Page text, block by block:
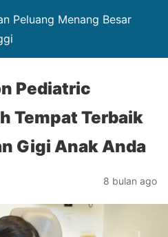
Peluang Menang Besar
Pediatric
Tempat Terbaik
Gigi Anak Anda
8 bulan ago